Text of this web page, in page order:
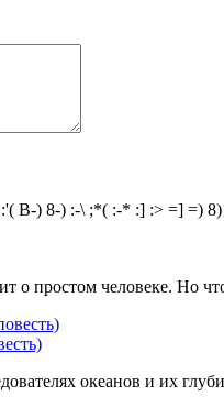
:'( B-) 8-) :-\ ;*( :-* :] :> =] =) 8)
о простом человеке. Но
океанов и их